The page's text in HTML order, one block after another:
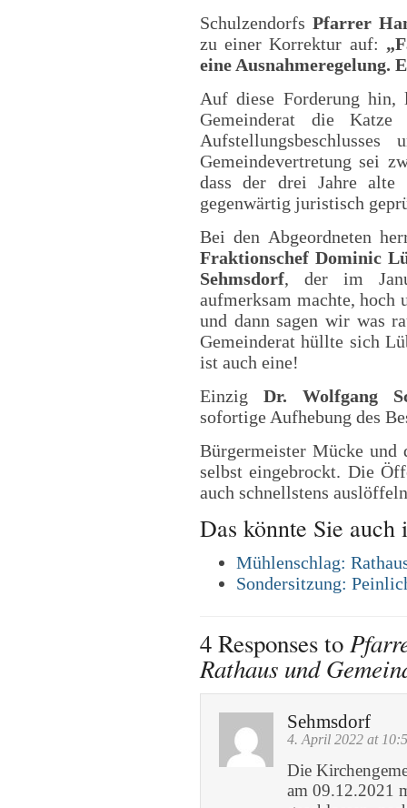
Schulzendorfs Pfarrer
zu einer Korrektur auf:
eine Ausnahmeregelung.
Auf diese Forderung
Gemeinderat die
Gemeindevertretung sei
dass der drei Jahre alte
gegenwärtig juristisch
Bei den Abgeordneten
Fraktionschef Dominic
Sehmsdorf, der im
aufmerksam machte, hoch
und dann sagen wir was
Gemeinderat hüllte sich
ist auch eine!
Einzig Dr. Wolfgang
sofortige Aufhebung des
Bürgermeister Mücke und
selbst eingebrockt. Die
auch schnellstens
Das könnte Sie auch
Mühlenschlag:
Sondersitzung:
4 Responses to
Rathaus und
Sehmsdorf
4. April 2022 at
Die
am 09.12.2021